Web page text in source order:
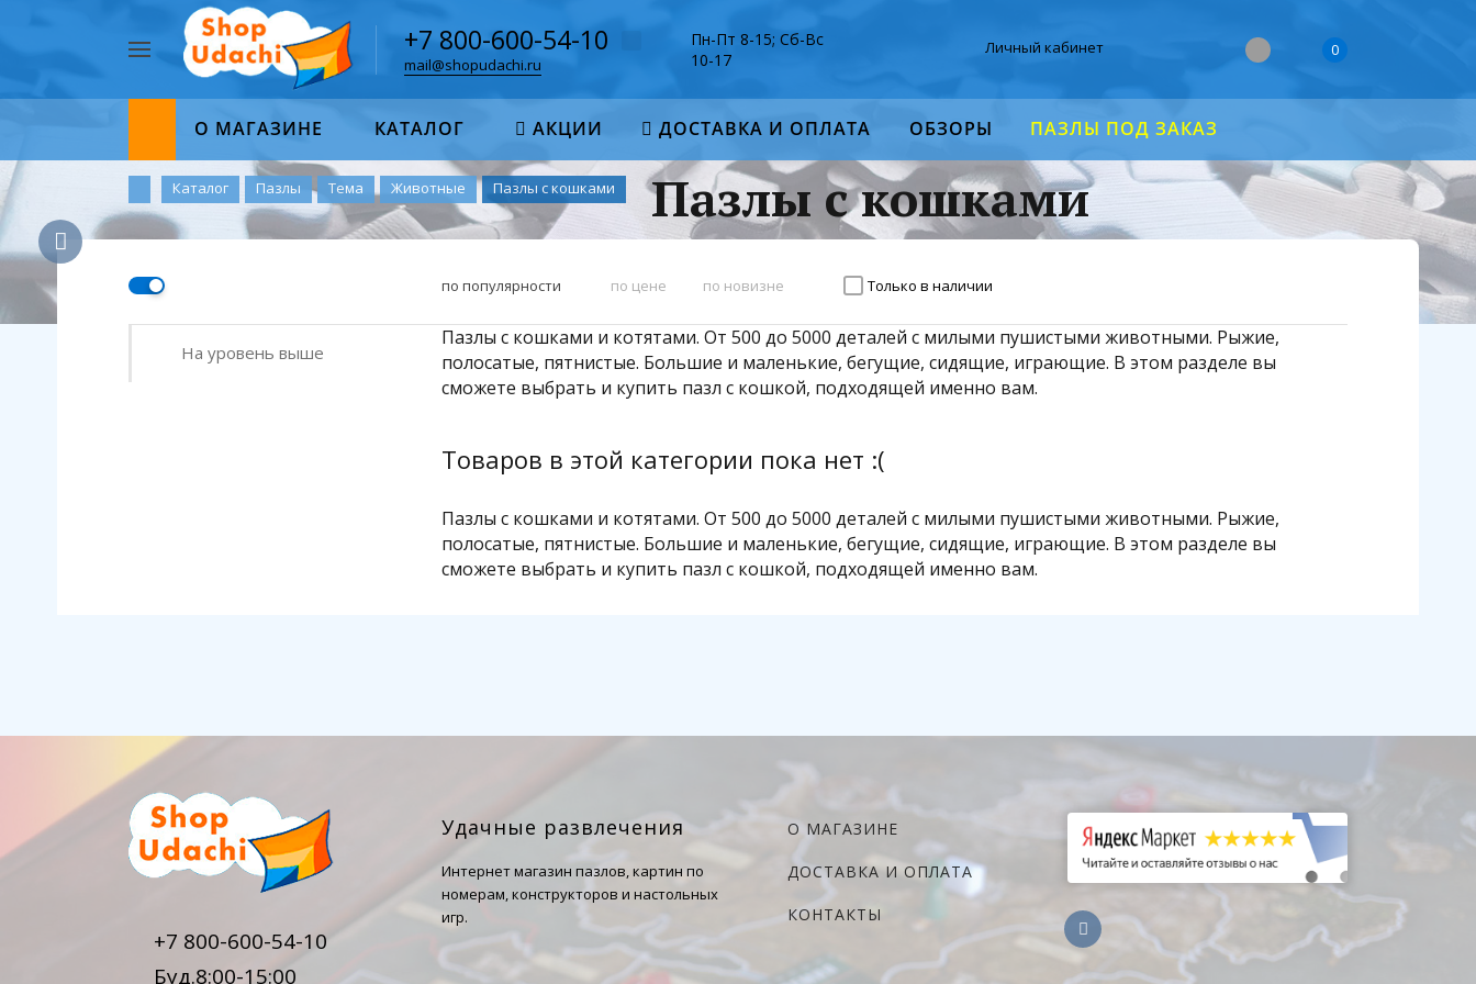
Найти
+7 800-600-54-10
mail@shopudachi.ru
Пн-Пт 8-15; Сб-Вс
10-17
Личный кабинет 0
О МАГАЗИНЕ КАТАЛОГ АКЦИИ ДОСТАВКА И ОПЛАТА ОБЗОРЫ ПАЗЛЫ ПОД ЗАКАЗ
Каталог Пазлы Тема Животные Пазлы с кошками Пазлы с кошками
по популярности по цене по новизне Только в наличии
На уровень выше
Пазлы с кошками и котятами. От 500 до 5000 деталей с милыми пушистыми животными. Рыжие,
полосатые, пятнистые. Большие и маленькие, бегущие, сидящие, играющие. В этом разделе вы
сможете выбрать и купить пазл с кошкой, подходящей именно вам.
Товаров в этой категории пока нет :(
Пазлы с кошками и котятами. От 500 до 5000 деталей с милыми пушистыми животными. Рыжие,
полосатые, пятнистые. Большие и маленькие, бегущие, сидящие, играющие. В этом разделе вы
сможете выбрать и купить пазл с кошкой, подходящей именно вам.
+7 800-600-54-10
Буд.8:00-15:00
Удачные развлечения
Интернет магазин пазлов, картин по
номерам, конструкторов и настольных
игр.
О МАГАЗИНЕ
ДОСТАВКА И ОПЛАТА
КОНТАКТЫ